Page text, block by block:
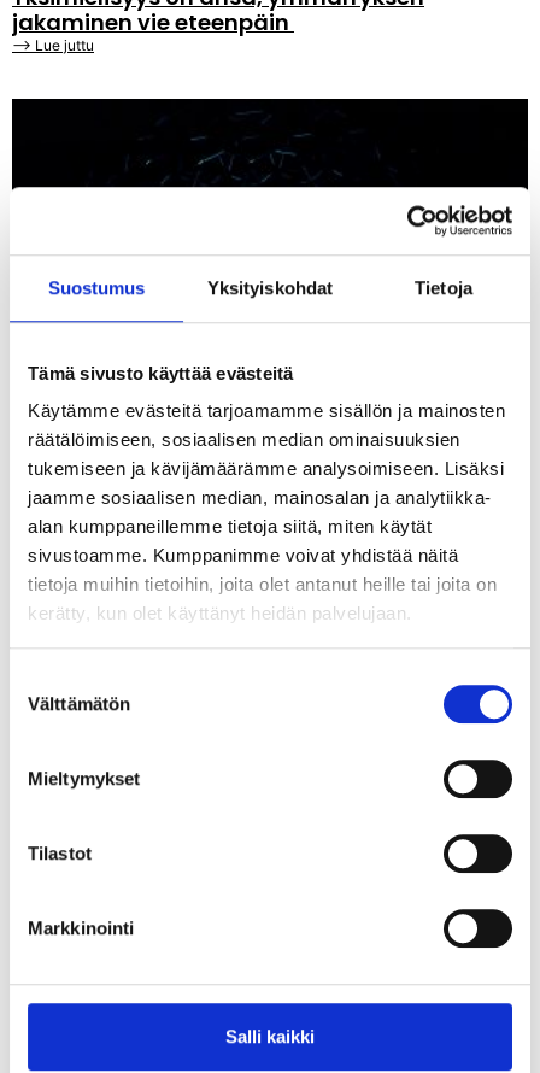
Suostumus Yksityiskohdat Tietoja
Tämä sivusto käyttää evästeitä
Käytämme evästeitä tarjoamamme sisällön ja mainosten
räätälöimiseen, sosiaalisen median ominaisuuksien
tukemiseen ja kävijämäärämme analysoimiseen. Lisäksi
jaamme sosiaalisen median, mainosalan ja analytiikka-
alan kumppaneillemme tietoja siitä, miten käytät
sivustoamme. Kumppanimme voivat yhdistää näitä
tietoja muihin tietoihin, joita olet antanut heille tai joita on
kerätty, kun olet käyttänyt heidän palvelujaan.
valinta
Välttämätön
Mieltymykset
Tilastot
Markkinointi
Salli kaikki
jakaminen vie eteenpäin
⟶ Lue juttu
agentti vaan paras orkestrointi